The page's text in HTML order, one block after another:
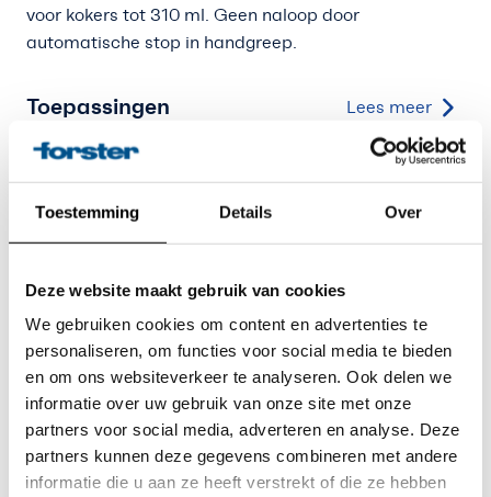
Toestemming Details Over
Deze website maakt gebruik van cookies
We gebruiken cookies om content en advertenties te
personaliseren, om functies voor social media te bieden
en om ons websiteverkeer te analyseren. Ook delen we
informatie over uw gebruik van onze site met onze
partners voor social media, adverteren en analyse. Deze
partners kunnen deze gegevens combineren met andere
informatie die u aan ze heeft verstrekt of die ze hebben
voor kokers tot 310 ml. Geen naloop door
automatische stop in handgreep.
Toepassingen Lees meer
Specificaties Lees meer
Laatst door u
Bekeken